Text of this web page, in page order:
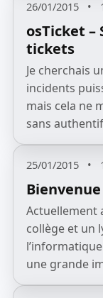
26/01/2015 •
osTicket –
tickets
Je cherchais
incidents
mais cela ne
sans
25/01/2015 •
Bienvenue
Actuellement
collège et un
une grande